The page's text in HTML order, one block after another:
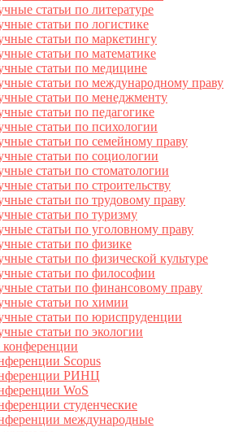
статьи по литературе
статьи по логистике
статьи по маркетингу
статьи по математике
статьи по медицине
статьи по международному праву
статьи по менеджменту
статьи по педагогике
статьи по психологии
статьи по семейному праву
статьи по социологии
статьи по стоматологии
статьи по строительству
статьи по трудовому праву
статьи по туризму
статьи по уголовному праву
статьи по физике
статьи по физической культуре
статьи по философии
статьи по финансовому праву
статьи по химии
статьи по юриспруденции
статьи по экологии
Scopus
РИНЦ
WoS
студенческие
международные